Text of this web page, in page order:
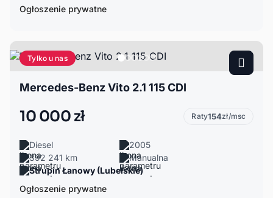
Ogłoszenie prywatne
Tylko u nas
Mercedes-Benz Vito 2.1 115 CDI
10 000 zł Raty154zł/msc
Diesel
2005
392 241 km
Manualna
Strupin Łanowy (Lubelskie)
Ogłoszenie prywatne